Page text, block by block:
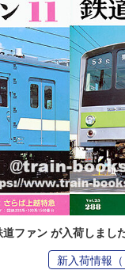
ファン が入荷しまし
新入荷情報（